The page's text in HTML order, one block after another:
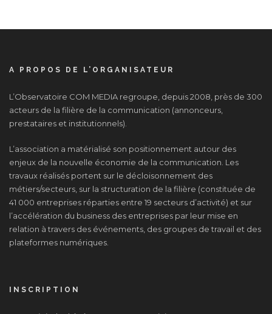
A PROPOS DE L’ORGANISATEUR
L’Observatoire COM MEDIA regroupe, depuis 2008, près de 300
acteurs de la filière de la communication (annonceurs,
prestataires et institutionnels).
L’association a matérialisé son positionnement autour des
enjeux de la nouvelle économie de la communication. Les
travaux réalisés portent sur le décloisonnement des
métiers/secteurs, sur la structuration de la filière (constituée de
41 000 entreprises réparties entre 19 secteurs d’activité) et sur
l’accélération du business des entreprises par leur mise en
relation à travers des événements, des groupes de travail et des
plateformes numériques.
INSCRIPTION